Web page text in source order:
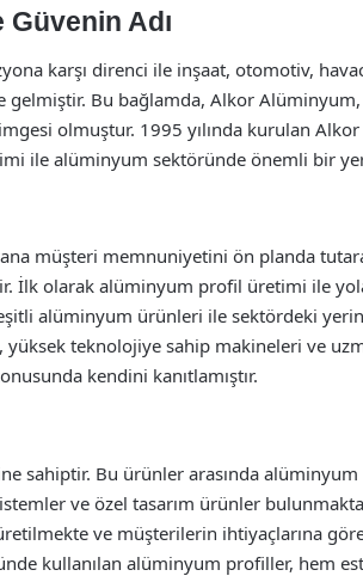
Adı
karşı direnci ile inşaat, otomotiv,
gelmiştir. Bu bağlamda, Alkor
olmuştur. 1995 yılında kurulan
ile alüminyum sektöründe önemli bir
müşteri memnuniyetini ön planda
İlk olarak alüminyum profil üretimi ile
alüminyum ürünleri ile sektördeki
yüksek teknolojiye sahip makineleri ve
kendini kanıtlamıştır.
sahiptir. Bu ürünler arasında
ve özel tasarım ürünler
ve müşterilerin ihtiyaçlarına
kullanılan alüminyum profiller, hem